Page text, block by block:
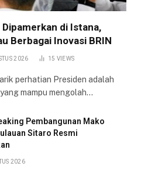
di Istana,
Berbagai Inovasi BRIN
2026 15 VIEWS
perhatian Presiden adalah
mampu mengolah…
Pembangunan Mako
Sitaro Resmi
2026